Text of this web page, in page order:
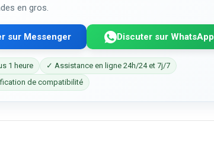
en gros.
sur Messenger Discuter sur WhatsApp
1 heure
✓ Assistance en ligne 24h/24 et 7j/7
de compatibilité